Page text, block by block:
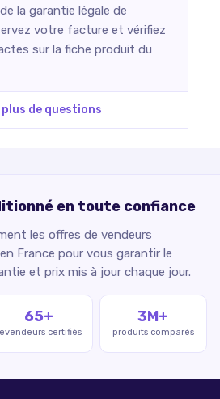
la garantie légale de
votre facture et vérifiez
sur la fiche produit du
de questions
en toute confiance
les offres de vendeurs
France pour vous garantir le
et prix mis à jour chaque jour.
65+
certifiés
3M+
produits comparés